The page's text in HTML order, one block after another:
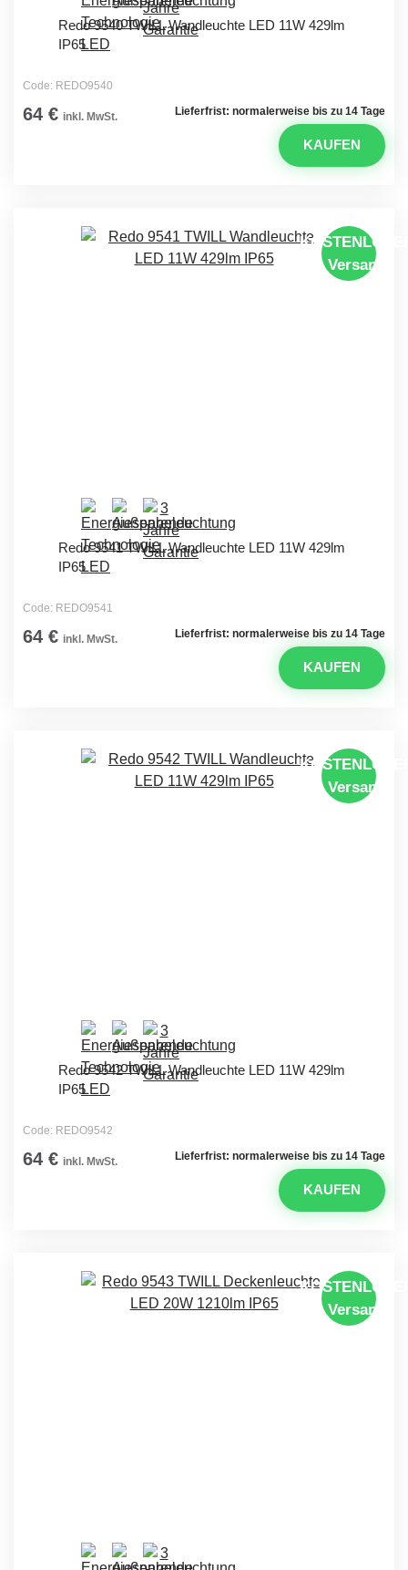
Redo 9540 TWILL Wandleuchte LED 11W 429lm
IP65
Code: REDO9540
Lieferfrist: normalerweise bis zu 14 Tage
64 € inkl. MwSt.
KAUFEN
Versand
Redo 9541 TWILL Wandleuchte LED 11W 429lm
IP65
Code: REDO9541
Lieferfrist: normalerweise bis zu 14 Tage
64 € inkl. MwSt.
KAUFEN
Versand
Redo 9542 TWILL Wandleuchte LED 11W 429lm
IP65
Code: REDO9542
Lieferfrist: normalerweise bis zu 14 Tage
64 € inkl. MwSt.
KAUFEN
Versand